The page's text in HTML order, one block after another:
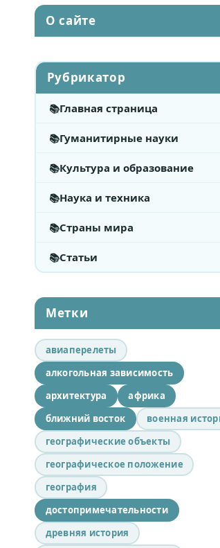
О сайте
Рубрикатор
Главная страница
Гуманитирные науки
Культура и образование
Наука и техника
Страны мира
Статьи
Метки
авиаперелеты
алкогольная зависимость
архитектура
африка
ближний восток
военная
географические объекты
географическое положение
география
достопримечательности
древняя история